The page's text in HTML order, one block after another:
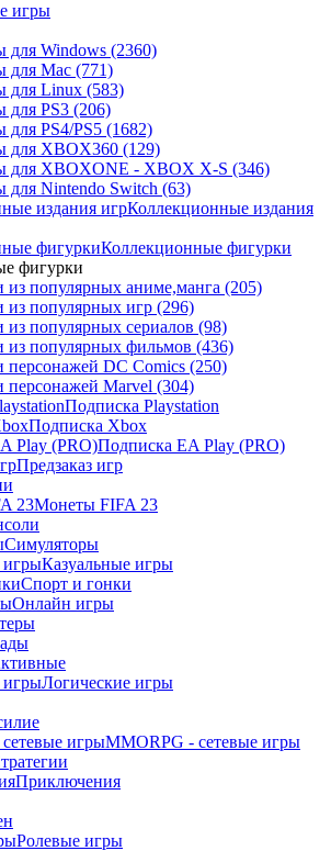
игры
для Windows (2360)
для Mac (771)
для Linux (583)
для PS3 (206)
для PS4/PS5 (1682)
для XBOX360 (129)
для XBOXONE - XBOX X-S (346)
для Nintendo Switch (63)
Коллекционные издания
Коллекционные фигурки
фигурки
из популярных аниме,манга (205)
из популярных игр (296)
популярных сериалов (98)
из популярных фильмов (436)
персонажей DC Comics (250)
персонажей Marvel (304)
Подписка Playstation
Подписка Xbox
Подписка EA Play (PRO)
Предзаказ игр
Монеты FIFA 23
Симуляторы
Казуальные игры
Спорт и гонки
Онлайн игры
Логические игры
MMORPG - сетевые игры
Приключения
Ролевые игры